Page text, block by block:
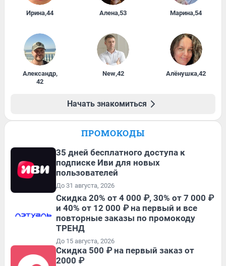
Ирина,44 Алена,53 Марина,54
Александр,
42
New,42 Алёнушка,42
Начать знакомиться
ПРОМОКОДЫ
35 дней бесплатного доступа к
подписке Иви для новых
пользователей
До 31 августа, 2026
Скидка 20% от 4 000 ₽, 30% от 7 000 ₽
и 40% от 12 000 ₽ на первый и все
повторные заказы по промокоду
ТРЕНД
До 15 августа, 2026
Скидка 500 ₽ на первый заказ от
2000 ₽